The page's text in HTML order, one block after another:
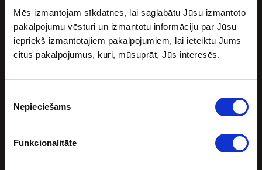
Mēs izmantojam sīkdatnes, lai saglabātu Jūsu izmantoto
pakalpojumu vēsturi un izmantotu informāciju par Jūsu
iepriekš izmantotajiem pakalpojumiem, lai ieteiktu Jums
citus pakalpojumus, kuri, mūsuprāt, Jūs interesēs.
izvēle
Nepieciešams
Funkcionalitāte
Saites
Blogs
Sporta Bāri